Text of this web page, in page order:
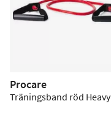
Procare
Träningsband röd Heavy